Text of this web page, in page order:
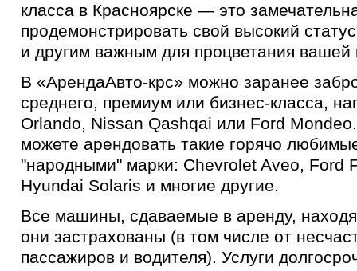
класса в Красноярске — это
продемонстрировать свой высокий
и другим важным для процветания
В «АрендаАвто-крс» можно заранее
среднего, премиум или бизнес-класса,
Orlando, Nissan Qashqai или Ford
можете арендовать такие горячо
"народными" марки: Chevrolet Aveo, Ford
Hyundai Solaris и многие другие.
Все машины, сдаваемые в аренду,
они застрахованы (в том числе от
пассажиров и водителя). Услуги